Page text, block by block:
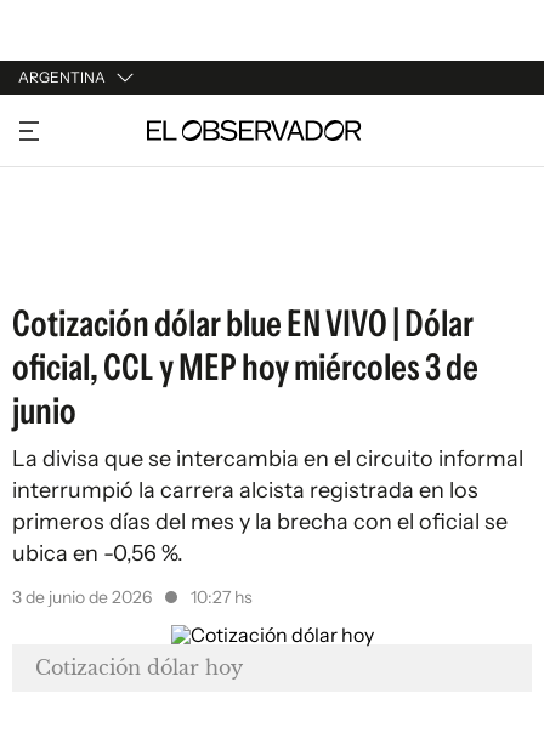
ARGENTINA
URUGUAY
ARGENTINA
Cotización dólar blue EN VIVO | Dólar
oficial, CCL y MEP hoy miércoles 3 de
junio
La divisa que se intercambia en el circuito informal
interrumpió la carrera alcista registrada en los
primeros días del mes y la brecha con el oficial se
ubica en -0,56 %.
3 de junio de 2026 10:27 hs
Cotización dólar hoy